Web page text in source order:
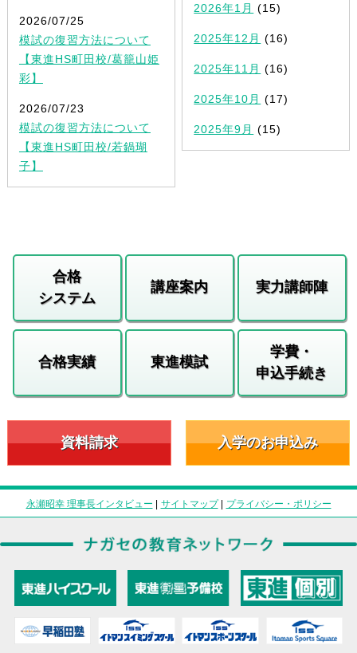
2026/07/25
模試の復習方法について
【東進HS町田校/葛籠山姫
彩】
2026/07/23
模試の復習方法について
【東進HS町田校/若鍋瑚
子】
2026年1月 (15)
2025年12月 (16)
2025年11月 (16)
2025年10月 (17)
2025年9月 (15)
合格
システム
講座案内 実力講師陣
合格実績 東進模試
学費・
申込手続き
資料請求 入学のお申込み
永瀬昭幸 理事長インタビュー | サイトマップ| プライバシー・ポリシー